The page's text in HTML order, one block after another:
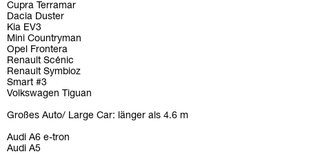
Cupra Terramar
Dacia Duster
Kia EV3
Mini Countryman
Opel Frontera
Renault Scénic
Renault Symbioz
Smart #3
Volkswagen Tiguan
Großes Auto/ Large Car: länger als 4.6 m
Audi A6 e-tron
Audi A5